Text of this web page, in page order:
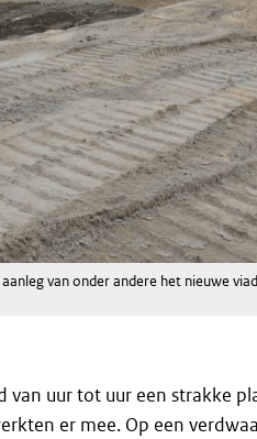
van onder andere het nieuwe
uur tot uur een strakke
er mee. Op een